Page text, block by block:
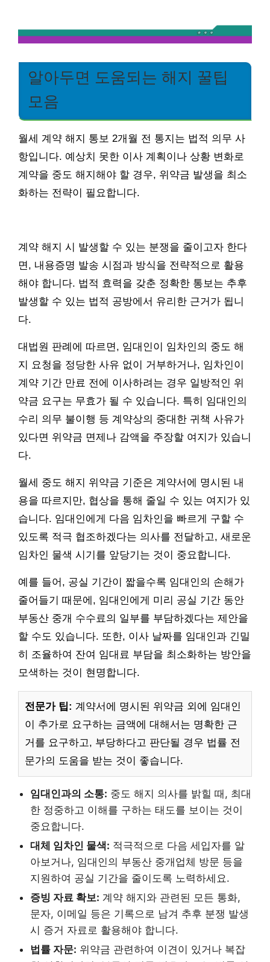
알아두면 도움되는 해지 꿀팁
모음
월세 계약 해지 통보 2개월 전 통지는 법적 의무 사
항입니다. 예상치 못한 이사 계획이나 상황 변화로
계약을 중도 해지해야 할 경우, 위약금 발생을 최소
화하는 전략이 필요합니다.
계약 해지 시 발생할 수 있는 분쟁을 줄이고자 한다
면, 내용증명 발송 시점과 방식을 전략적으로 활용
해야 합니다. 법적 효력을 갖춘 정확한 통보는 추후
발생할 수 있는 법적 공방에서 유리한 근거가 됩니
다.
대법원 판례에 따르면, 임대인이 임차인의 중도 해
지 요청을 정당한 사유 없이 거부하거나, 임차인이
계약 기간 만료 전에 이사하려는 경우 일방적인 위
약금 요구는 무효가 될 수 있습니다. 특히 임대인의
수리 의무 불이행 등 계약상의 중대한 귀책 사유가
있다면 위약금 면제나 감액을 주장할 여지가 있습니
다.
월세 중도 해지 위약금 기준은 계약서에 명시된 내
용을 따르지만, 협상을 통해 줄일 수 있는 여지가 있
습니다. 임대인에게 다음 임차인을 빠르게 구할 수
있도록 적극 협조하겠다는 의사를 전달하고, 새로운
임차인 물색 시기를 앞당기는 것이 중요합니다.
예를 들어, 공실 기간이 짧을수록 임대인의 손해가
줄어들기 때문에, 임대인에게 미리 공실 기간 동안
부동산 중개 수수료의 일부를 부담하겠다는 제안을
할 수도 있습니다. 또한, 이사 날짜를 임대인과 긴밀
히 조율하여 잔여 임대료 부담을 최소화하는 방안을
모색하는 것이 현명합니다.
전문가 팁: 계약서에 명시된 위약금 외에 임대인
이 추가로 요구하는 금액에 대해서는 명확한 근
거를 요구하고, 부당하다고 판단될 경우 법률 전
문가의 도움을 받는 것이 좋습니다.
임대인과의 소통: 중도 해지 의사를 밝힐 때, 최대
한 정중하고 이해를 구하는 태도를 보이는 것이
중요합니다.
대체 임차인 물색: 적극적으로 다음 세입자를 알
아보거나, 임대인의 부동산 중개업체 방문 등을
지원하여 공실 기간을 줄이도록 노력하세요.
증빙 자료 확보: 계약 해지와 관련된 모든 통화,
문자, 이메일 등은 기록으로 남겨 추후 분쟁 발생
시 증거 자료로 활용해야 합니다.
법률 자문: 위약금 관련하여 이견이 있거나 복잡